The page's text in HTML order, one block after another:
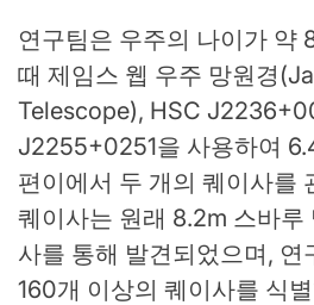
연구팀은 우주의 나이가 약
때 제임스 웹 우주 망원경
Telescope), HSC
J2255+0251을 사용하여
편이에서 두 개의 퀘이사를
퀘이사는 원래 8.2m 스바루
사를 통해 발견되었으며, 연
160개 이상의 퀘이사를 식